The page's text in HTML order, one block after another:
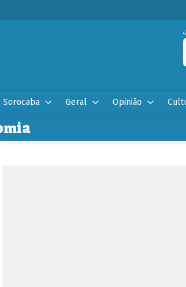
Sorocaba Geral Opinião